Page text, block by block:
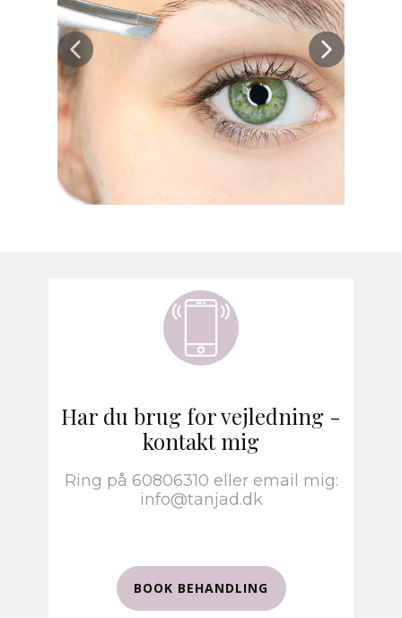
Har du brug for vejledning -
kontakt mig
Ring på 60806310 eller email mig:
info@tanjad.dk
BOOK BEHANDLING